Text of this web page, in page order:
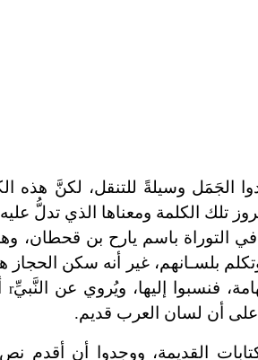
الجَمَل وسيلةً للتنقل، لكنَّ هذه
تلك الكلمة ومعناها الذي تدلُّ
التوراة باسم يارح بن قحطان،
بلسـانهم، غير أنه سكن الحجاز
فنسبوا إليها، ويُروي عن النَّبيِّr
أن لسان العرب قديم.
القديمة، ووجدوا أن أقدم